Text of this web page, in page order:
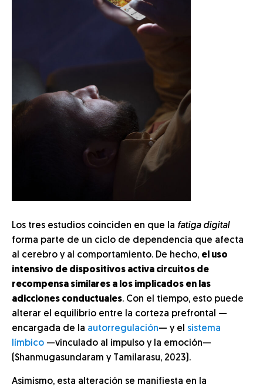
Los tres estudios coinciden en que la fatiga digital
forma parte de un ciclo de dependencia que afecta
al cerebro y al comportamiento. De hecho, el uso
intensivo de dispositivos activa circuitos de
recompensa similares a los implicados en las
adicciones conductuales. Con el tiempo, esto puede
alterar el equilibrio entre la corteza prefrontal —
encargada de la autorregulación— y el sistema
límbico —vinculado al impulso y la emoción—
(Shanmugasundaram y Tamilarasu, 2023).
Asimismo, esta alteración se manifiesta en la